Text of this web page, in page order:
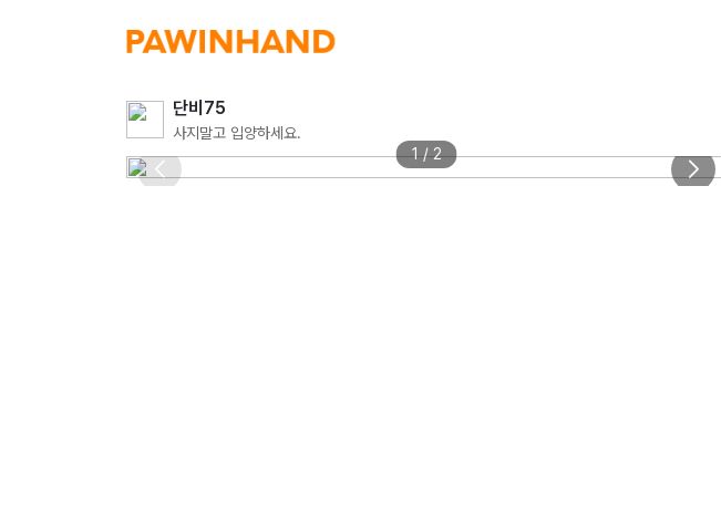
단비75
사지말고 입양하세요.
1 / 2